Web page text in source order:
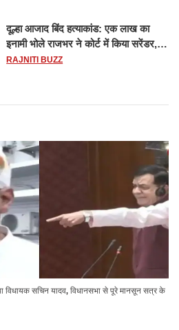
दूल्हा आजाद बिंद हत्याकांड: एक लाख का
इनामी भोले राजभर ने कोर्ट में किया सरेंडर,
14 दिन के लिए भेजा गया जेल
RAJNITI BUZZ
विधायक सचिन यादव, विधानसभा से पूरे मानसून सत्र के